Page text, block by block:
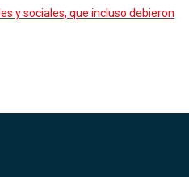
y sociales, que incluso debieron